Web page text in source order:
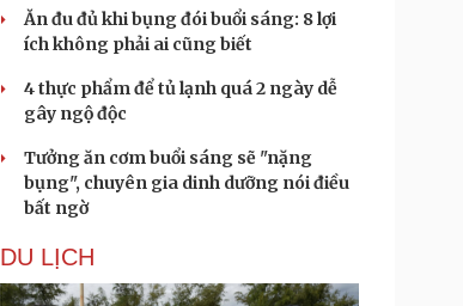
Ăn đu đủ khi bụng đói buổi sáng: 8 lợi
ích không phải ai cũng biết
4 thực phẩm để tủ lạnh quá 2 ngày dễ
gây ngộ độc
Tưởng ăn cơm buổi sáng sẽ "nặng
bụng", chuyên gia dinh dưỡng nói điều
bất ngờ
DU LỊCH